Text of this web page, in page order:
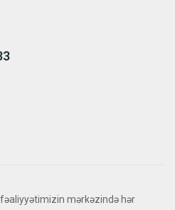
mərkəzində hər